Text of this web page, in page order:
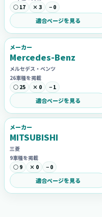
○ 17
× 3 − 0
適合ページを見る
メーカー
Mercedes-Benz
メルセデス・ベンツ
26車種を掲載
○ 25
× 0 − 1
適合ページを見る
メーカー
MITSUBISHI
三菱
9車種を掲載
○ 9
× 0 − 0
適合ページを見る